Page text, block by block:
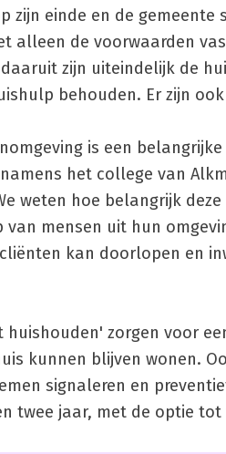
zijn einde en de
alleen de voorwaarden
zijn uiteindelijk de
behouden. Er zijn
is een
het college van
weten hoe belangrijk
mensen uit hun
kan doorlopen en
zorgen voor
kunnen blijven wonen.
signaleren en
twee jaar, met de optie